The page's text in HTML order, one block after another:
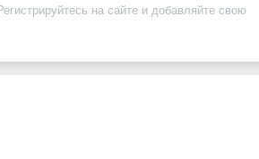
на сайте и добавляйте свою